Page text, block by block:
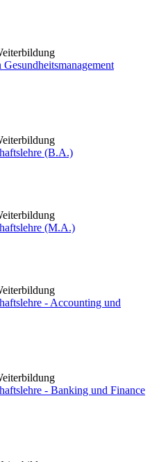
(B.A.)
(M.A.)
- Accounting und
- Banking und Finance